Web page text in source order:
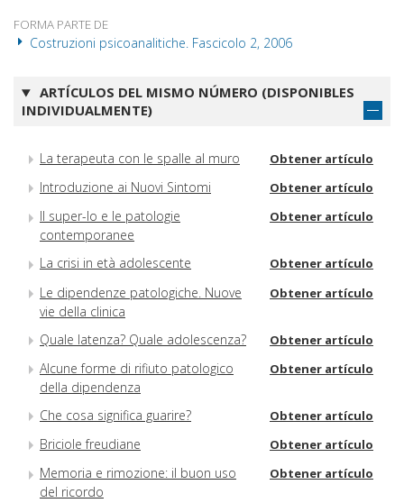
FORMA PARTE DE
Costruzioni psicoanalitiche. Fascicolo 2, 2006
ARTÍCULOS DEL MISMO NÚMERO (DISPONIBLES
INDIVIDUALMENTE)
La terapeuta con le spalle al muro Obtener artículo
Introduzione ai Nuovi Sintomi Obtener artículo
Il super-Io e le patologie
contemporanee
Obtener artículo
La crisi in età adolescente Obtener artículo
Le dipendenze patologiche. Nuove
vie della clinica
Obtener artículo
Quale latenza? Quale adolescenza? Obtener artículo
Alcune forme di rifiuto patologico
della dipendenza
Obtener artículo
Che cosa significa guarire? Obtener artículo
Briciole freudiane Obtener artículo
Memoria e rimozione: il buon uso
del ricordo
Obtener artículo